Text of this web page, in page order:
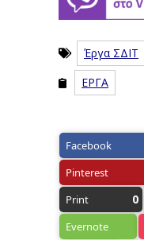
Έργα ΣΔΙΤ
ΕΡΓΑ
Facebook
Pinterest
Print 0
Evernote